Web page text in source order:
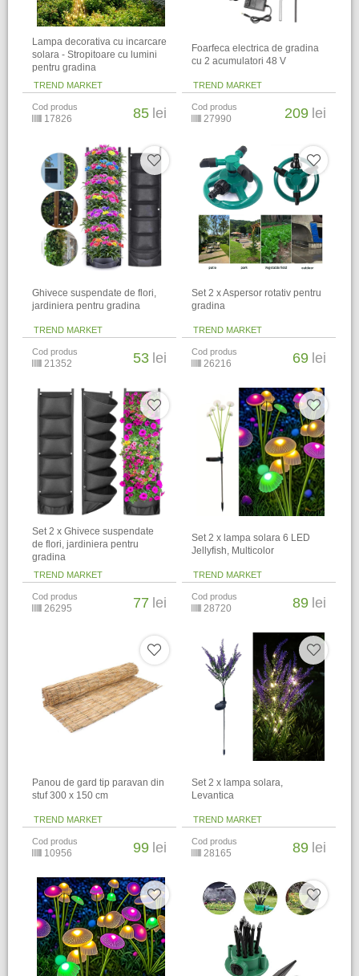
Lampa decorativa cu incarcare
solara - Stropitoare cu lumini
pentru gradina
TREND MARKET
Cod produs
17826 85 lei
Foarfeca electrica de gradina
cu 2 acumulatori 48 V
TREND MARKET
Cod produs
27990 209 lei
Ghivece suspendate de flori,
jardiniera pentru gradina
TREND MARKET
Cod produs
21352 53 lei
Set 2 x Aspersor rotativ pentru
gradina
TREND MARKET
Cod produs
26216 69 lei
Set 2 x Ghivece suspendate
de flori, jardiniera pentru
gradina
TREND MARKET
Cod produs
26295 77 lei
Set 2 x lampa solara 6 LED
Jellyfish, Multicolor
TREND MARKET
Cod produs
28720 89 lei
Panou de gard tip paravan din
stuf 300 x 150 cm
TREND MARKET
Cod produs
10956 99 lei
Set 2 x lampa solara,
Levantica
TREND MARKET
Cod produs
28165 89 lei